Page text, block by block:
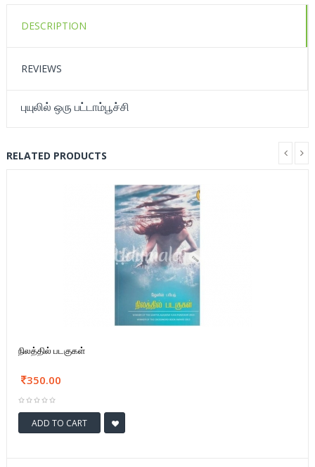
DESCRIPTION
REVIEWS
புயுலில் ஒரு பட்டாம்பூச்சி
RELATED PRODUCTS
நிலத்தில் படகுகள்
350.00
ADD TO CART